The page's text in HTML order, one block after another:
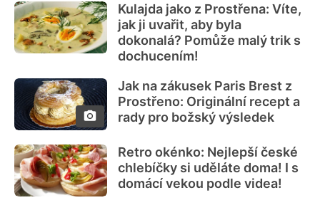
Kulajda jako z Prostřena: Víte,
jak ji uvařit, aby byla
dokonalá? Pomůže malý trik s
dochucením!
Jak na zákusek Paris Brest z
Prostřeno: Originální recept a
rady pro božský výsledek
Retro okénko: Nejlepší české
chlebíčky si uděláte doma! I s
domácí vekou podle videa!